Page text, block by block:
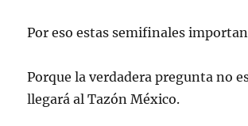
Por eso estas semifinales
Porque la verdadera pregunta no
llegará al Tazón México.